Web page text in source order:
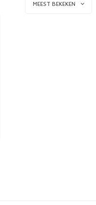
MEEST BEKEKEN